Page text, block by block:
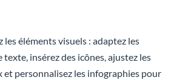
les éléments visuels : adaptez les
texte, insérez des icônes, ajustez les
et personnalisez les infographies pour